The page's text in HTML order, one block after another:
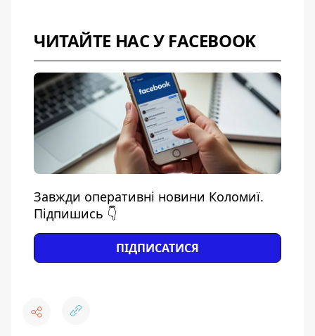
ЧИТАЙТЕ НАС У FACEBOOK
Завжди оперативні новини Коломиї.
Підпишись 👇
ПІДПИСАТИСЯ